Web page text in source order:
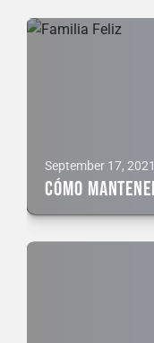
September 17, 2021